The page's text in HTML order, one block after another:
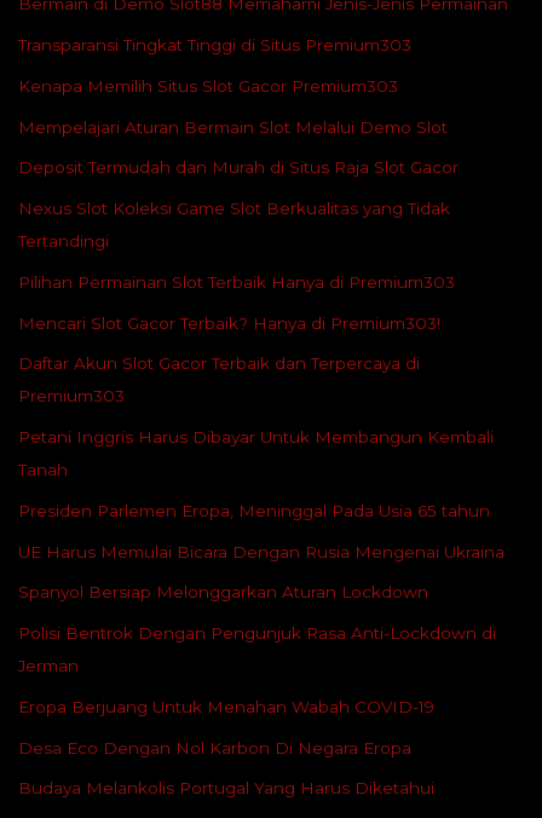
Bermain di Demo Slot88 Memahami Jenis-Jenis Permainan
Transparansi Tingkat Tinggi di Situs Premium303
Kenapa Memilih Situs Slot Gacor Premium303
Mempelajari Aturan Bermain Slot Melalui Demo Slot
Deposit Termudah dan Murah di Situs Raja Slot Gacor
Nexus Slot Koleksi Game Slot Berkualitas yang Tidak
Tertandingi
Pilihan Permainan Slot Terbaik Hanya di Premium303
Mencari Slot Gacor Terbaik? Hanya di Premium303!
Daftar Akun Slot Gacor Terbaik dan Terpercaya di
Premium303
Petani Inggris Harus Dibayar Untuk Membangun Kembali
Tanah
Presiden Parlemen Eropa, Meninggal Pada Usia 65 tahun
UE Harus Memulai Bicara Dengan Rusia Mengenai Ukraina
Spanyol Bersiap Melonggarkan Aturan Lockdown
Polisi Bentrok Dengan Pengunjuk Rasa Anti-Lockdown di
Jerman
Eropa Berjuang Untuk Menahan Wabah COVID-19
Desa Eco Dengan Nol Karbon Di Negara Eropa
Budaya Melankolis Portugal Yang Harus Diketahui